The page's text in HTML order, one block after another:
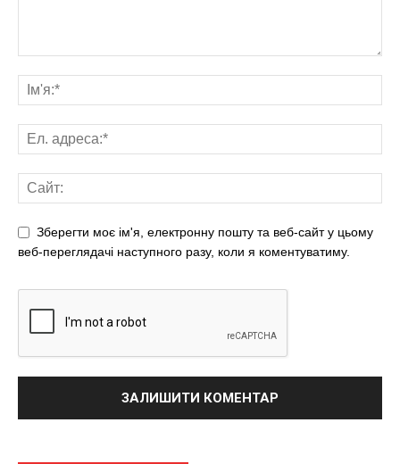
Зберегти моє ім'я, електронну пошту та веб-сайт у цьому
веб-переглядачі наступного разу, коли я коментуватиму.